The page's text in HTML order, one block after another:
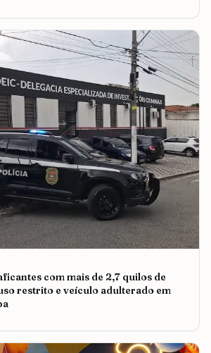
com mais de 2,7 quilos de
restrito e veículo adulterado em